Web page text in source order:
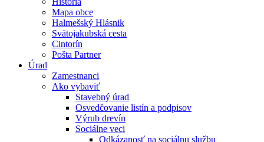
Mapa obce
Halmešský Hlásnik
Svätojakubská cesta
Cintorín
Pošta Partner
Úrad
Zamestnanci
Ako vybaviť
Stavebný úrad
Osvedčovanie listín a podpisov
Výrub drevín
Sociálne veci
Odkázanosť na sociálnu službu